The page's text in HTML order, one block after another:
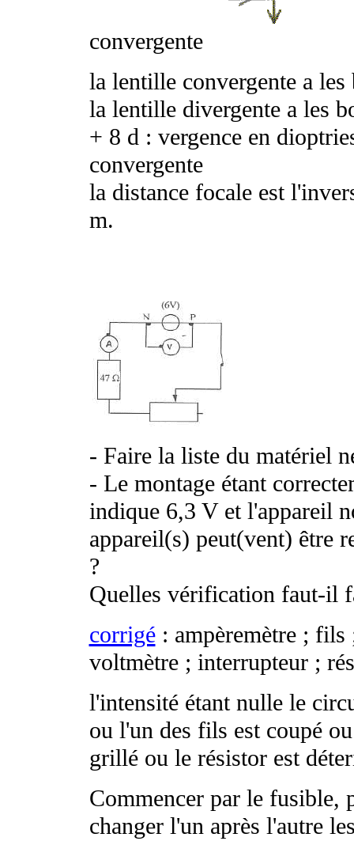
convergente
la lentille convergente a
la lentille divergente a les
+ 8 d: vergence en
convergente
la distance focale est
m.
- Faire la liste du matériel
- Le montage étant
indique 6,3 V et l'appareil
appareil(s) peut(vent) être
?
Quelles vérification faut-il
corrigé: ampèremètre ; fils
voltmètre ; interrupteur ;
l'intensité étant nulle le
ou l'un des fils est coupé
grillé ou le résistor est
Commencer par le fusible,
changer l'un après l'autre